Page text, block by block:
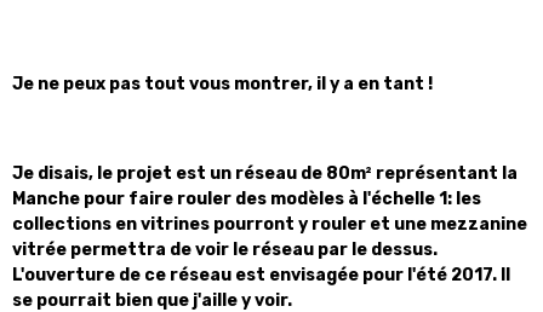
Je ne peux pas tout vous montrer, il y a en tant !
Je disais, le projet est un réseau de 80m² représentant la
Manche pour faire rouler des modèles à l'échelle 1: les
collections en vitrines pourront y rouler et une mezzanine
vitrée permettra de voir le réseau par le dessus.
L'ouverture de ce réseau est envisagée pour l'été 2017. Il
se pourrait bien que j'aille y voir.